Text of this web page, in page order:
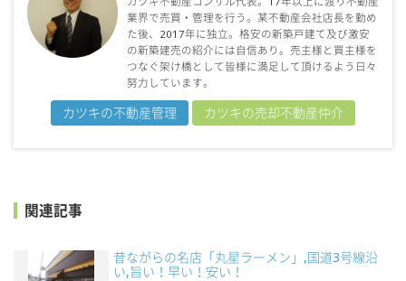
業界で売買・管理を行う。某不動産会社店長を勤め
た後、2017年に独立。格安の新築戸建て及び激安
の新築建売の紹介には自信あり。売主様と買主様を
つなぐ架け橋として皆様に満足して頂けるよう日々
努力しています。
カツキの不動産管理 カツキの売却不動産仲介
関連記事
昔ながらの名店「丸星ラーメン」,国道3号線沿
い,旨い！早い！安い！